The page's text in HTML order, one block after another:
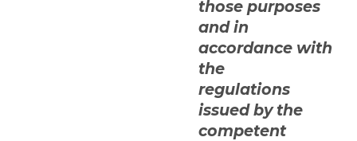
those purposes
and in
accordance with
the
regulations
issued by the
competent